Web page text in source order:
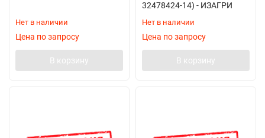
Нет в наличии
Цена по запросу
В корзину
32478424-14) - ИЗАГРИ
Нет в наличии
Цена по запросу
В корзину